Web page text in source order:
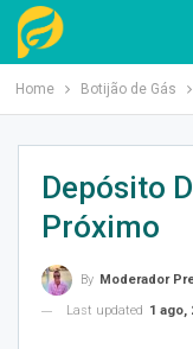
Home Botijão de Gás
Depósito
Próximo
By Moderador
Last updated 1 ago,